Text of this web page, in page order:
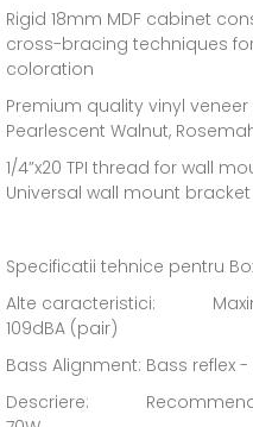
Rigid 18mm MDF cabinet
cross-bracing techniques
coloration
Premium quality vinyl veneer
Pearlescent Walnut,
1/4”x20 TPI thread for wall
Universal wall mount bracket
Specificatii tehnice pentru
Alte caracteristici:
109dBA (pair)
Bass Alignment: Bass reflex
Descriere: